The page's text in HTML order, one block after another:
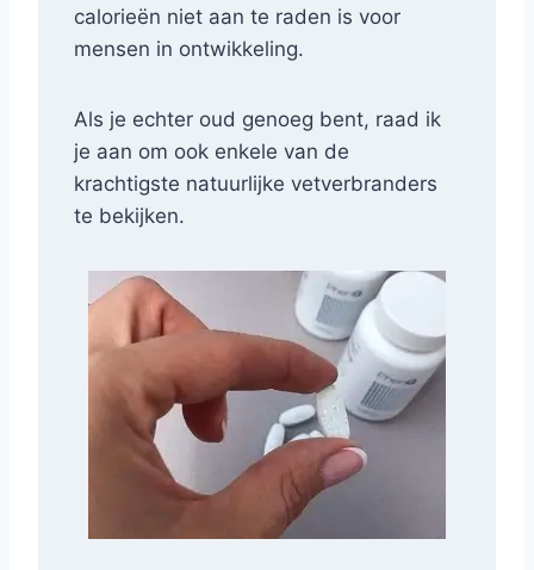
calorieën niet aan te raden is voor
mensen in ontwikkeling.
Als je echter oud genoeg bent, raad ik
je aan om ook enkele van de
krachtigste natuurlijke vetverbranders
te bekijken.